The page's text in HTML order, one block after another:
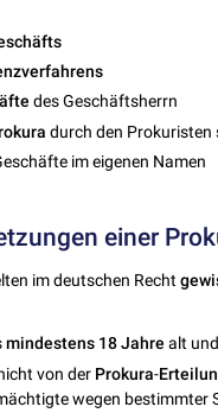
des Geschäftsherrn
durch den Prokuristen
im eigenen Namen
einer
im deutschen Recht
mindestens 18 Jahre alt
von der Prokura-
wegen